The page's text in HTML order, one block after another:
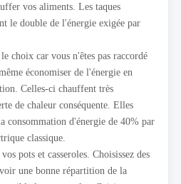
vos aliments. Les taques
le double de l'énergie exigée par
choix car vous n'êtes pas raccordé
économiser de l'énergie en
Celles-ci chauffent très
de chaleur conséquente. Elles
consommation d'énergie de 40% par
classique.
pots et casseroles. Choisissez des
une bonne répartition de la